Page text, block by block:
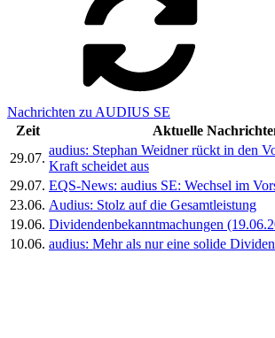
Nachrichten zu AUDIUS SE
Zeit
Aktuelle
29.07.
audius: Stephan Weidner rückt in den
Kraft scheidet aus
29.07. EQS-News: audius SE: Wechsel im
23.06. Audius: Stolz auf die Gesamtleistung
19.06. Dividendenbekanntmachungen
10.06. audius: Mehr als nur eine solide